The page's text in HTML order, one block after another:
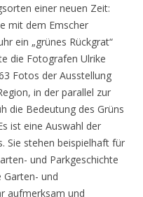
einer neuen Zeit:
mit dem Emscher
ein „grünes Rückgrat“
die Fotografen Ulrike
Fotos der Ausstellung
in der parallel zur
die Bedeutung des Grüns
ist eine Auswahl der
Sie stehen beispielhaft für
und Parkgeschichte
Garten- und
aufmerksam und